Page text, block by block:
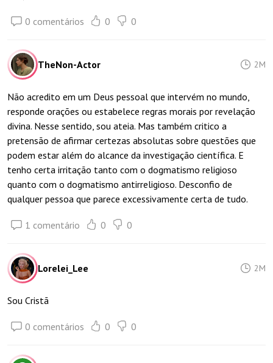
0 comentários 0 0
TheNon-Actor 2M
Não acredito em um Deus pessoal que intervém no mundo,
responde orações ou estabelece regras morais por revelação
divina. Nesse sentido, sou ateia. Mas também critico a
pretensão de afirmar certezas absolutas sobre questões que
podem estar além do alcance da investigação científica. E
tenho certa irritação tanto com o dogmatismo religioso
quanto com o dogmatismo antirreligioso. Desconfio de
qualquer pessoa que parece excessivamente certa de tudo.
1 comentário 0 0
Lorelei_Lee 2M
Sou Cristã
0 comentários 0 0